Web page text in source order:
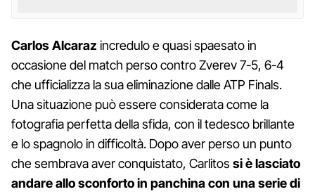
Carlos Alcaraz incredulo e quasi spaesato in
occasione del match perso contro Zverev 7-5, 6-4
che ufficializza la sua eliminazione dalle ATP Finals.
Una situazione può essere considerata come la
fotografia perfetta della sfida, con il tedesco brillante
e lo spagnolo in difficoltà. Dopo aver perso un punto
che sembrava aver conquistato, Carlitos si è lasciato
andare allo sconforto in panchina con una serie di